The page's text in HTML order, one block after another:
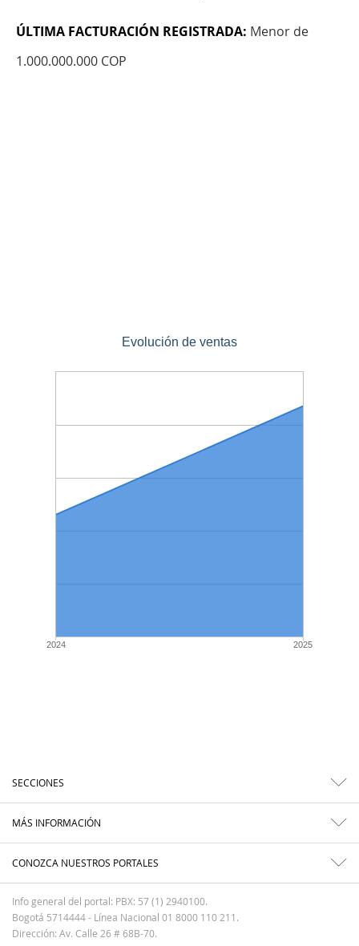
ÚLTIMA FACTURACIÓN REGISTRADA: Menor de
1.000.000.000 COP
Evolución de ventas
2024 2025
SECCIONES
MÁS INFORMACIÓN
CONOZCA NUESTROS PORTALES
Info general del portal: PBX: 57 (1) 2940100.
Bogotá 5714444 - Línea Nacional 01 8000 110 211.
Dirección: Av. Calle 26 # 68B-70.